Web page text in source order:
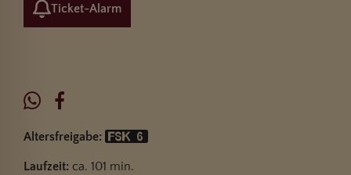
Ticket-Alarm
Altersfreigabe:
Laufzeit: ca. 101 min.